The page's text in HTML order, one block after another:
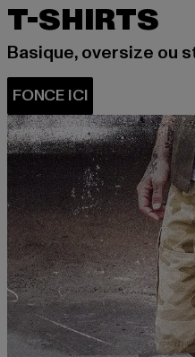
T-SHIRTS
Basique, oversize ou